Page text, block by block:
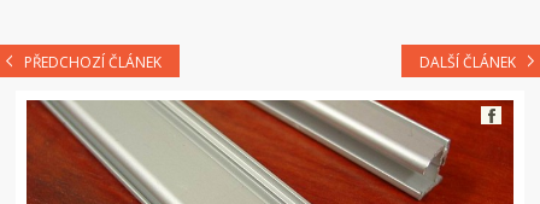
PŘEDCHOZÍ ČLÁNEK DALŠÍ ČLÁNEK